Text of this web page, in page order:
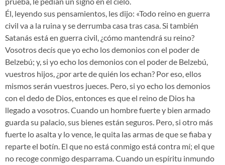
Él, leyendo sus pensamientos, les dijo: «Todo reino en guerra
civil va a la ruina y se derrumba casa tras casa. Si también
Satanás está en guerra civil, ¿cómo mantendrá su reino?
Vosotros decís que yo echo los demonios con el poder de
Belzebú; y, si yo echo los demonios con el poder de Belzebú,
vuestros hijos, ¿por arte de quién los echan? Por eso, ellos
mismos serán vuestros jueces. Pero, si yo echo los demonios
con el dedo de Dios, entonces es que el reino de Dios ha
llegado a vosotros. Cuando un hombre fuerte y bien armado
guarda su palacio, sus bienes están seguros. Pero, si otro más
fuerte lo asalta y lo vence, le quita las armas de que se fiaba y
reparte el botín. El que no está conmigo está contra mí; el que
no recoge conmigo desparrama. Cuando un espíritu inmundo